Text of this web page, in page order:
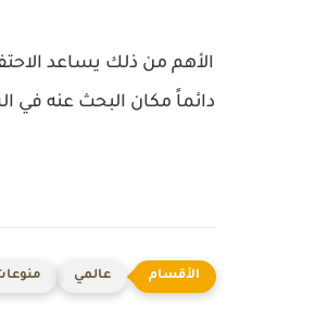
الأهم من ذلك يساعد
عالمي